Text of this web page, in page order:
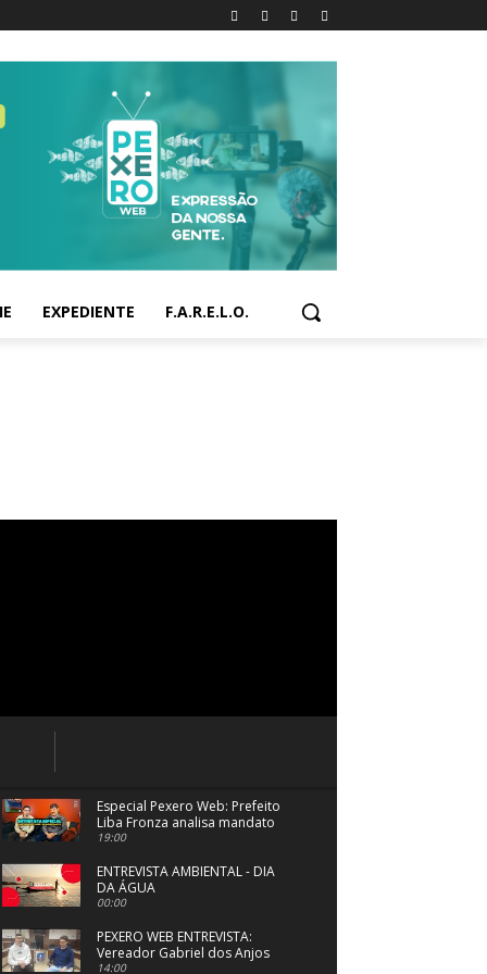
EXPEDIENTE F.A.R.E.L.O.
Especial Pexero Web: Prefeito
Liba Fronza analisa mandato
em Navegantes
19:00
ENTREVISTA AMBIENTAL - DIA
DA ÁGUA
00:00
PEXERO WEB ENTREVISTA:
Vereador Gabriel dos Anjos
fala sobre as ações do
14:00